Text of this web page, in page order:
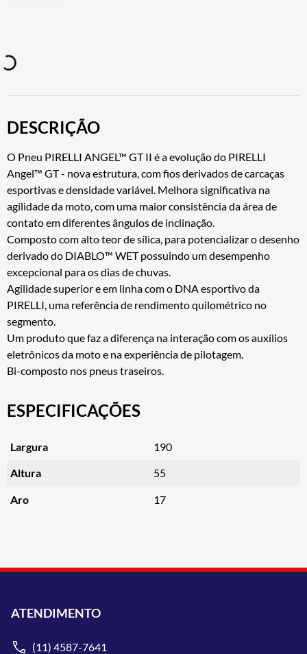
DESCRIÇÃO
O Pneu PIRELLI ANGEL™ GT II é a evolução do PIRELLI
Angel™ GT - nova estrutura, com fios derivados de carcaças
esportivas e densidade variável. Melhora significativa na
agilidade da moto, com uma maior consistência da área de
contato em diferentes ângulos de inclinação.
Composto com alto teor de sílica, para potencializar o desenho
derivado do DIABLO™ WET possuindo um desempenho
excepcional para os dias de chuvas.
Agilidade superior e em linha com o DNA esportivo da
PIRELLI, uma referência de rendimento quilométrico no
segmento.
Um produto que faz a diferença na interação com os auxílios
eletrônicos da moto e na experiência de pilotagem.
Bi-composto nos pneus traseiros.
ESPECIFICAÇÕES
Largura 190
Altura 55
Aro 17
ATENDIMENTO
(11) 4587-7641